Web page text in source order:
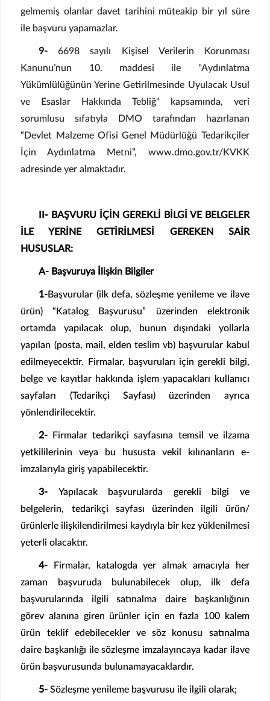
gelmemiş olanlar davet tarihini müteakip bir yıl süre
ile başvuru yapamazlar.
9- 6698 sayılı Kişisel Verilerin Korunması
Kanunu’nun 10. maddesi ile "Aydınlatma
Yükümlülüğünün Yerine Getirilmesinde Uyulacak Usul
ve Esaslar Hakkında Tebliğ" kapsamında, veri
sorumlusu sıfatıyla DMO tarafından hazırlanan
“Devlet Malzeme Ofisi Genel Müdürlüğü Tedarikçiler
İçin Aydınlatma Metni”, www.dmo.gov.tr/KVKK
adresinde yer almaktadır.
II- BAŞVURU İÇİN GEREKLİ BİLGİ VE BELGELER
İLE YERİNE GETİRİLMESİ GEREKEN SAİR
HUSUSLAR:
A- Başvuruya İlişkin Bilgiler
1-Başvurular (ilk defa, sözleşme yenileme ve ilave
ürün) “Katalog Başvurusu” üzerinden elektronik
ortamda yapılacak olup, bunun dışındaki yollarla
yapılan (posta, mail, elden teslim vb) başvurular kabul
edilmeyecektir. Firmalar, başvuruları için gerekli bilgi,
belge ve kayıtlar hakkında işlem yapacakları kullanıcı
sayfaları (Tedarikçi Sayfası) üzerinden ayrıca
yönlendirilecektir.
2-
Firmalar tedarikçi sayfasına temsil ve ilzama
yetkililerinin veya bu hususta vekil kılınanların e-
imzalarıyla giriş yapabilecektir.
3- Yapılacak başvurularda gerekli bilgi ve
belgelerin, tedarikçi sayfası üzerinden ilgili ürün/
ürünlerle ilişkilendirilmesi kaydıyla bir kez yüklenilmesi
yeterli olacaktır.
4- Firmalar, katalogda yer almak amacıyla her
zaman başvuruda bulunabilecek olup, ilk defa
başvurularında ilgili satınalma daire başkanlığının
görev alanına giren ürünler için en fazla 100 kalem
ürün teklif edebilecekler ve söz konusu satınalma
daire başkanlığı ile sözleşme imzalayıncaya kadar ilave
ürün başvurusunda bulunamayacaklardır.
5- Sözleşme yenileme başvurusu ile ilgili olarak;